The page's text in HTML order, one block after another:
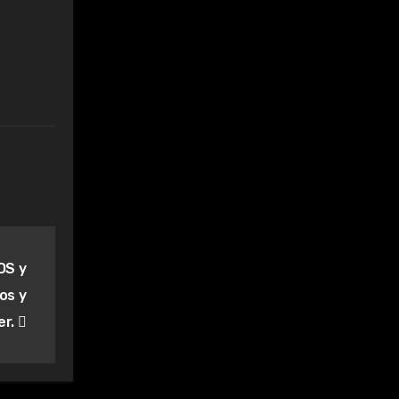
y
y